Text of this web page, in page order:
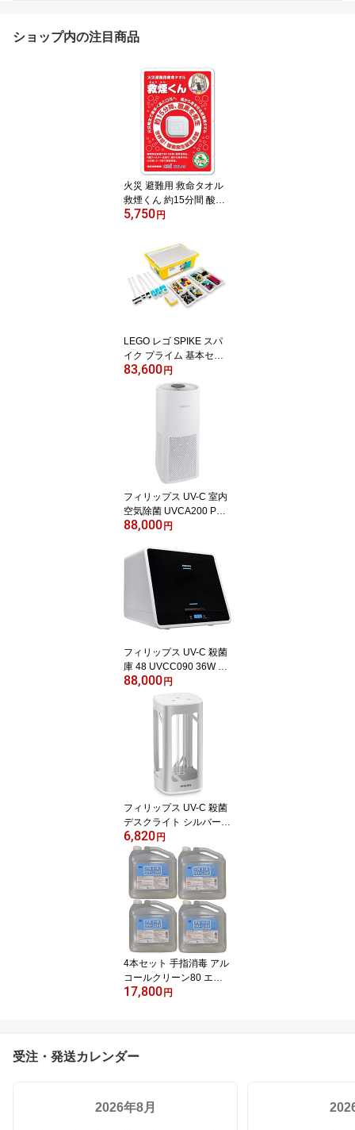
ショップ内の注目商品
火災 避難用 救命タオル
救煙くん 約15分間 酸素
を発生 煙から身を守る！
5,750円
LEGO レゴ SPIKE スパ
イク プライム 基本セッ
ト 45678 プログラミン
グ教材 国内正規品
83,600円
フィリップス UV-C 室内
空気除菌 UVCA200 PHIL
IPS UV殺菌 128W 空気
88,000円
フィリップス UV-C 殺菌
庫 48 UVCC090 36W PH
ILIPS
88,000円
フィリップス UV-C 殺菌
デスクライト シルバー U
VC desklamp 24W S JP
PHILIPS
6,820円
4本セット 手指消毒 アル
コールクリーン80 エタ
ノール80% 高濃度 5L コ
17,800円
受注・発送カレンダー
2026年8月